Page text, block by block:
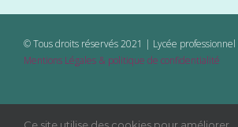
© Tous droits réservés 2021 | Lycée professionnel
Mentions Légales & politique de confidentialité